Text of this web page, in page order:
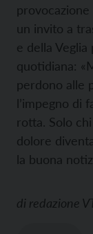
provocazione
un invito a
e della
quotidiana:
perdono alle
l’impegno di
rotta. Solo
dolore
la buona
di redazione